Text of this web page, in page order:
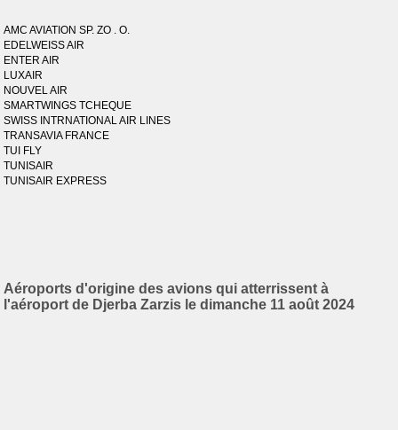
AMC AVIATION SP. ZO . O.
EDELWEISS AIR
ENTER AIR
LUXAIR
NOUVEL AIR
SMARTWINGS TCHEQUE
SWISS INTRNATIONAL AIR LINES
TRANSAVIA FRANCE
TUI FLY
TUNISAIR
TUNISAIR EXPRESS
Aéroports d'origine des avions qui atterrissent à
l'aéroport de Djerba Zarzis le dimanche 11 août 2024